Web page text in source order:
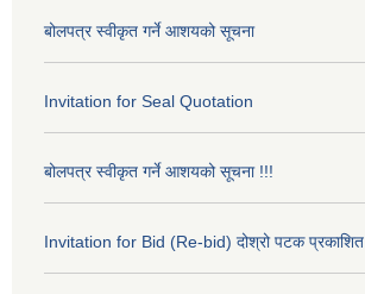
बोलपत्र स्वीकृत गर्ने आशयको सूचना
Invitation for Seal Quotation
बोलपत्र स्वीकृत गर्ने आशयको सूचना !!!
Invitation for Bid (Re-bid) दोश्रो पटक प्रकाशित